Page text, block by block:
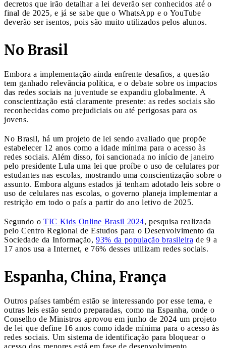
decretos que irão detalhar a lei deverão ser conhecidos até o
final de 2025, e já se sabe que o WhatsApp e o YouTube
deverão ser isentos, pois são muito utilizados pelos alunos.
No Brasil
Embora a implementação ainda enfrente desafios, a questão
tem ganhado relevância política, e o debate sobre os impactos
das redes sociais na juventude se expandiu globalmente. A
conscientização está claramente presente: as redes sociais são
reconhecidas como prejudiciais ou até perigosas para os
jovens.
No Brasil, há um projeto de lei sendo avaliado que propõe
estabelecer 12 anos como a idade mínima para o acesso às
redes sociais. Além disso, foi sancionada no início de janeiro
pelo presidente Lula uma lei que proíbe o uso de celulares por
estudantes nas escolas, mostrando uma conscientização sobre o
assunto. Embora alguns estados já tenham adotado leis sobre o
uso de celulares nas escolas, o governo planeja implementar a
restrição em todo o país a partir do ano letivo de 2025.
Segundo o TIC Kids Online Brasil 2024, pesquisa realizada
pelo Centro Regional de Estudos para o Desenvolvimento da
Sociedade da Informação, 93% da população brasileira de 9 a
17 anos usa a Internet, e 76% desses utilizam redes sociais.
Espanha, China, França
Outros países também estão se interessando por esse tema, e
outras leis estão sendo preparadas, como na Espanha, onde o
Conselho de Ministros aprovou em junho de 2024 um projeto
de lei que define 16 anos como idade mínima para o acesso às
redes sociais. Um sistema de identificação para bloquear o
acesso dos menores está em fase de desenvolvimento.